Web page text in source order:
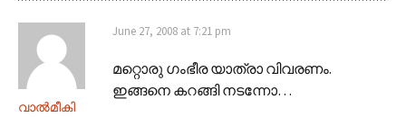
വാല്‍മീകി
June 27, 2008 at 7:21 pm
മറ്റൊരു ഗംഭീര യാത്രാ വിവരണം.
ഇങ്ങനെ കറങ്ങി നടന്നോ…